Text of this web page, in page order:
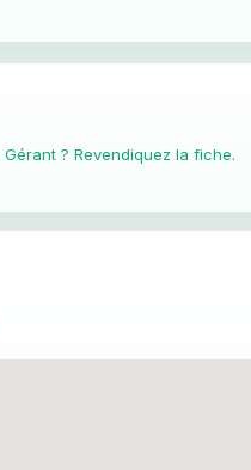
Gérant ? Revendiquez la fiche.